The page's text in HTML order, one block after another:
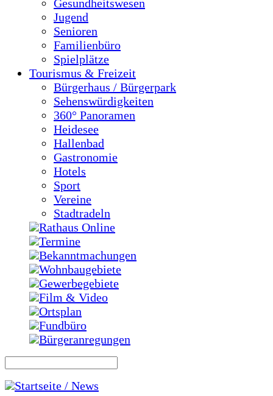
Gesundheitswesen
Jugend
Senioren
Familienbüro
Spielplätze
Tourismus & Freizeit
Bürgerhaus / Bürgerpark
Sehenswürdigkeiten
360° Panoramen
Heidesee
Hallenbad
Gastronomie
Hotels
Sport
Vereine
Stadtradeln
Rathaus Online
Termine
Bekanntmachungen
Wohnbaugebiete
Gewerbegebiete
Film & Video
Ortsplan
Fundbüro
Bürgeranregungen
Startseite / News